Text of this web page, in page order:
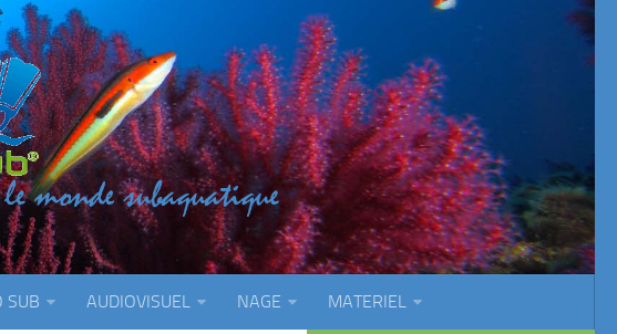
SUB AUDIOVISUEL NAGE MATERIEL